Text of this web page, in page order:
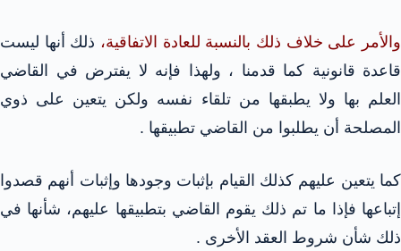
والأمر على خلاف ذلك بالنسبة للعادة الاتفاقية، ذلك أنها ليست
قاعدة قانونية كما قدمنا ، ولهذا فإنه لا يفترض في القاضي
العلم بها ولا يطبقها من تلقاء نفسه ولكن يتعين على ذوي
المصلحة أن يطلبوا من القاضي تطبيقها .
كما يتعين عليهم كذلك القيام بإثبات وجودها وإثبات أنهم قصدوا
إتباعها فإذا ما تم ذلك يقوم القاضي بتطبيقها عليهم، شأنها في
ذلك شأن شروط العقد الأخرى .